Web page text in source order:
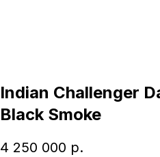
Indian Challenger
Black Smoke
4 250 000 р.